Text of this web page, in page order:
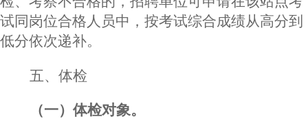
试同岗位合格人员中，按考试综合成绩从高分到
低分依次递补。
五、 体检
（一）体检对象。